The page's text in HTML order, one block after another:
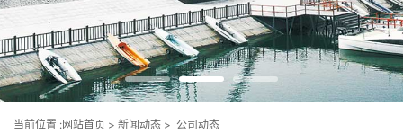
当前位置 :网站首页 > 新闻动态 > 公司动态